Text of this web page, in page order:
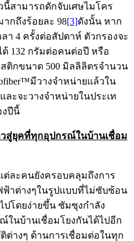
นี้สามารถดักจับเศษไมโคร
กถึงร้อยละ 98[3]ดังนั้น หาก
า 4 ครั้งต่อสัปดาห์ ตัวกรองจะ
132 กรัมต่อคนต่อปี หรือ
ติกขนาด 500 มิลลิลิตรจำนวน
มีวางจำหน่ายแล้วใน
ะจะวางจำหน่ายในประเท
งปีนี้
สู่ยุคที่ทุกอุปกรณ์ในบ้านเชื่อม
ต่ละคนยังครอบคลุมถึงการ
าต่างๆในรูปแบบที่ไม่ซับซ้อน
ปโดยง่ายขึ้น ซัมซุงกำลัง
นบ้านเชื่อมโยงกันได้ไปอีก
างๆ ด้านการเชื่อมต่อในทุก